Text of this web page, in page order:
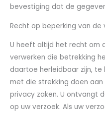
bevestiging dat de
Recht op beperking van de
U heeft altijd het recht om
verwerken die betrekking
daartoe herleidbaar zijn, te
met die strekking doen
privacy zaken. U ontvangt
op uw verzoek. Als uw